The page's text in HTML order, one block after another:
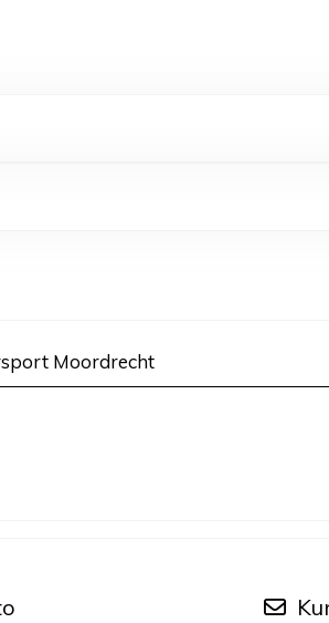
Moordrecht